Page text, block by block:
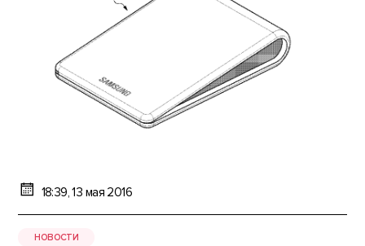
18:39, 13 мая 2016
НОВОСТИ